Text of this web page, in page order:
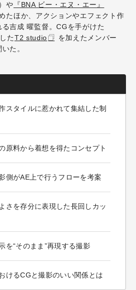
や 『BNA ビー・エヌ・エー』
たほか、アクションやエフェクト作
吉成 曜監督。CGを手がけた
たT2 studio
を加えたメンバー
た。
スタイルに惹かれて集結した制
原料から着想を得たコンセプト
側がAE上で行うフローを考案
さを存分に表現した長回しカッ
を“そのまま”再現する撮影
けるCGと撮影のいい関係とは